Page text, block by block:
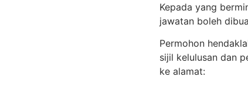
Kepada yang
jawatan boleh
Permohon
sijil kelulusan dan
ke alamat: